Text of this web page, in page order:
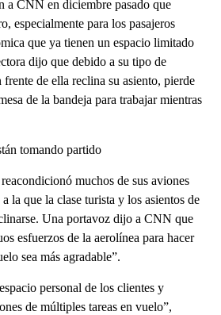
a CNN en diciembre pasado que
especialmente para los pasajeros
que ya tienen un espacio limitado
dijo que debido a su tipo de
frente de ella reclina su asiento, pierde
de la bandeja para trabajar mientras
tomando partido
muchos de sus aviones
la que la clase turista y los asientos de
Una portavoz dijo a CNN que
esfuerzos de la aerolínea para hacer
sea más agradable”.
personal de los clientes y
de múltiples tareas en vuelo”,